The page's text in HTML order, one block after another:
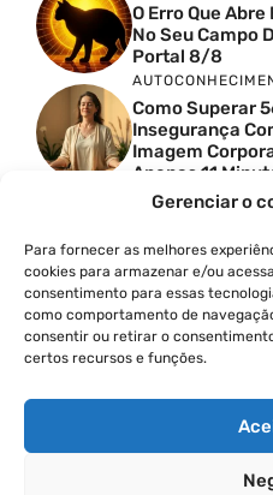
Gerenciar o
Para fornecer as melhores
cookies para armazenar e/ou
consentimento para essas
como comportamento de
consentir ou retirar o
certos recursos e funções.
O Erro Que
No Seu Campo
Portal 8/8
Como Superar
Insegurança
Imagem
Apenas 11
Humanidade Foi
Escondido De
Revela O Que
Seguir
Portal 8/8: A